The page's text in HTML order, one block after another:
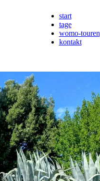
start
tage
womo-touren
kontakt